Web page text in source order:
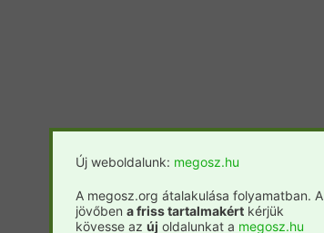
Új weboldalunk: megosz.hu
A megosz.org átalakulása folyamatban. A
jövőben a friss tartalmakért kérjük
kövesse az új oldalunkat a megosz.hu